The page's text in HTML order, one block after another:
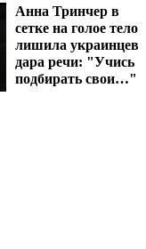
Анна Тринчер в
сетке на голое тело
лишила украинцев
дара речи: "Учись
подбирать свои…"